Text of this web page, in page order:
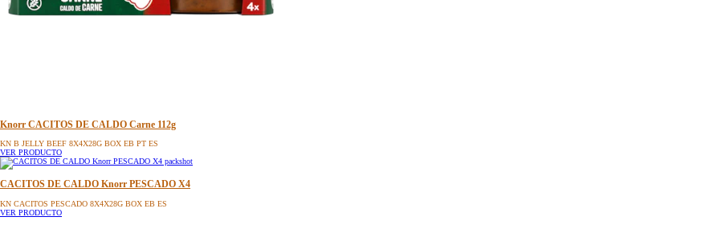
Knorr CACITOS DE CALDO Carne 112g
KN B JELLY BEEF 8X4X28G BOX EB PT ES
VER PRODUCTO
CACITOS DE CALDO Knorr PESCADO X4
KN CACITOS PESCADO 8X4X28G BOX EB ES
VER PRODUCTO